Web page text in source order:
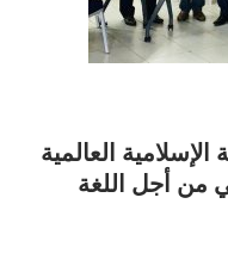
العالمية
من أجل اللغة